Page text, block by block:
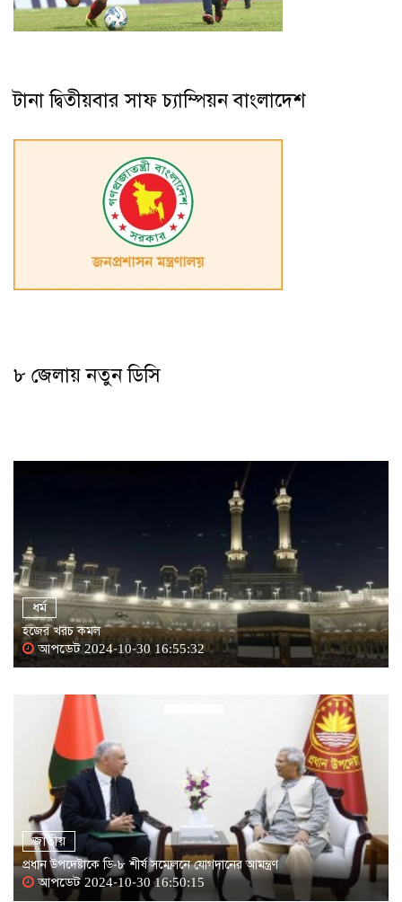
টানা দ্বিতীয়বার সাফ চ্যাম্পিয়ন বাংলাদেশ
৮ জেলায় নতুন ডিসি
ধর্ম
হজের খরচ কমল
আপডেট 2024-10-30 16:55:32
জাতীয়
প্রধান উপদেষ্টাকে ডি-৮ শীর্ষ সম্মেলনে যোগদানের আমন্ত্রণ
আপডেট 2024-10-30 16:50:15